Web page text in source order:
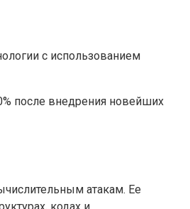
с использованием
после внедрения новейших
атакам. Ее
кодах и